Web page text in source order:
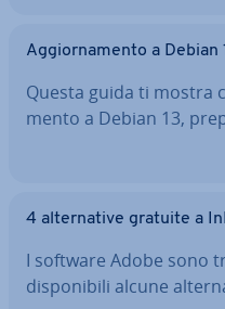
Ag­gior­na­men­to a Debian
Questa guida ti mostra
men­to a Debian 13,
4 al­ter­na­ti­ve gratuite a
I software Adobe sono
di­spo­ni­bi­li alcune